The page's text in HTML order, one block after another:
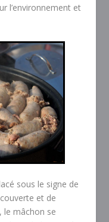
l’environnement et
sous le signe de
et de
le mâchon se